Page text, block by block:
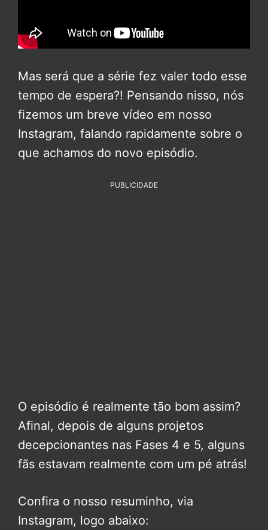
Mas será que a série fez valer todo esse
tempo de espera?! Pensando nisso, nós
fizemos um breve vídeo em nosso
Instagram, falando rapidamente sobre o
que achamos do novo episódio.
PUBLICIDADE
O episódio é realmente tão bom assim?
Afinal, depois de alguns projetos
decepcionantes nas Fases 4 e 5, alguns
fãs estavam realmente com um pé atrás!
Confira o nosso resuminho, via
Instagram, logo abaixo: